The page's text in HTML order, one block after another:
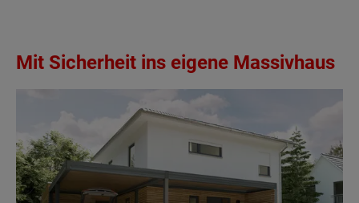
Mit Sicherheit ins eigene Massivhaus